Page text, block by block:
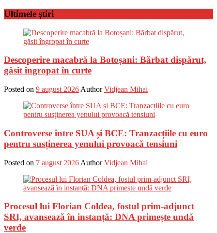
Ultimele știri
Descoperire macabră la Botoșani: Bărbat dispărut,
găsit îngropat în curte
Posted on 9 august 2026 Author Vidjean Mihai
Controverse între SUA și BCE: Tranzacțiile cu euro
pentru susținerea yenului provoacă tensiuni
Posted on 7 august 2026 Author Vidjean Mihai
Procesul lui Florian Coldea, fostul prim-adjunct
SRI, avansează în instanță: DNA primește undă
verde